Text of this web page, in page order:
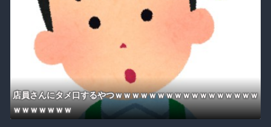
店員さんにタメ口するやつｗｗｗｗｗｗｗｗｗｗｗｗｗｗｗｗｗ
ｗｗｗｗｗｗｗ